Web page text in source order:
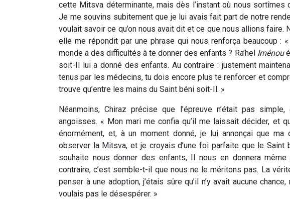
cette Mitsva déterminante, mais dès l’instant où nous sortîmes
Je me souvins subitement que je lui avais fait part de notre
voulait savoir ce qu’on nous avait dit et ce que nous allions
elle me répondit par une phrase qui nous renforça beaucoup :
monde a des difficultés à te donner des enfants ? Ra’hel Iménou
soit-Il lui a donné des enfants. Au contraire : justement
tenus par les médecins, tu dois encore plus te renforcer et
trouve qu’entre les mains du Saint béni soit-Il. »
Néanmoins, Chiraz précise que l’épreuve n’était pas
angoisses. « Mon mari me confia qu’il me laissait décider, et
énormément, et, à un moment donné, je lui annonçai que
observer la Mitsva, et je croyais d’une foi parfaite que le Saint
souhaite nous donner des enfants, Il nous en donnera
contraire, c’est semble-t-il que nous ne le méritons pas. La
penser à une adoption, j’étais sûre qu’il n’y avait aucune
voulais pas le désespérer. »